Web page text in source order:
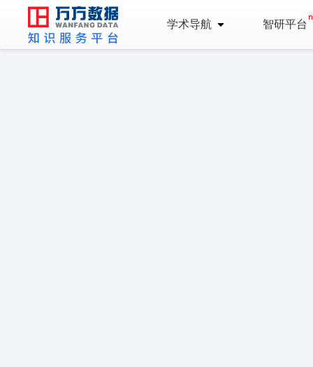
学术导航 智研平台